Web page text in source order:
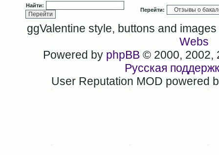
Найти:
Перейти:
ggValentine style, buttons and
Webs
Powered by phpBB © 2000, 2002,
Русская
User Reputation MOD powered